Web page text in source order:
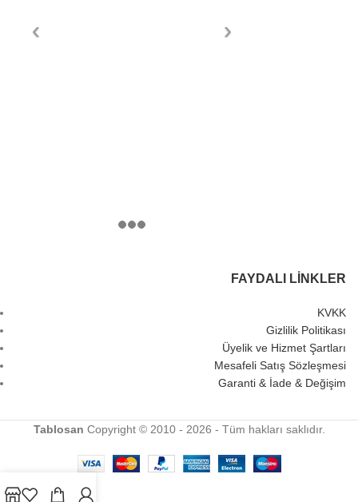
FAYDALI LINKLER
KVKK
Gizlilik Politikası
Üyelik ve Hizmet Şartları
Mesafeli Satış Sözleşmesi
Garanti & İade & Değişim
Tablosan Copyright © 2010 - 2026 - Tüm hakları saklıdır.